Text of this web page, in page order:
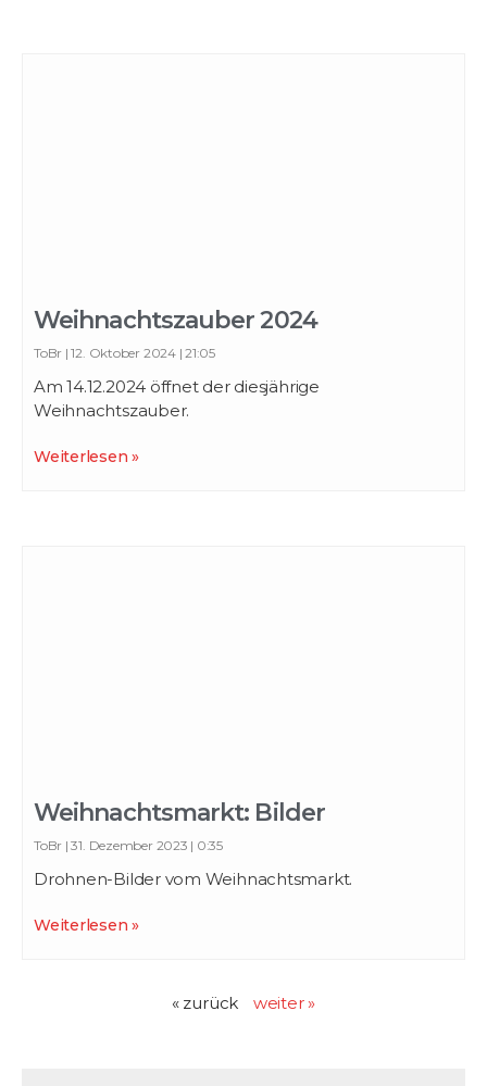
Weihnachtszauber 2024
ToBr 12. Oktober 2024 21:05
Am 14.12.2024 öffnet der diesjährige
Weihnachtszauber.
Weiterlesen »
Weihnachtsmarkt: Bilder
ToBr 31. Dezember 2023 0:35
Drohnen-Bilder vom Weihnachtsmarkt.
Weiterlesen »
« zurück weiter »